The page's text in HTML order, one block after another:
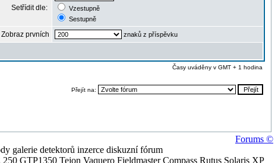
Setřídit dle:
Vzestupně
Sestupně
Zobraz prvních znaků z příspěvku
Časy uváděny v GMT + 1 hodina
Přejít na:
Forums ©
galerie detektorů inzerce diskuzní fórum
GTP1350 Tejon Vaquero Fieldmaster Compass Rutus Solaris XP